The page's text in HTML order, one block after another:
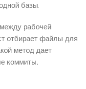
базы.
рабочей
отбирает файлы для
метод дает
коммиты,